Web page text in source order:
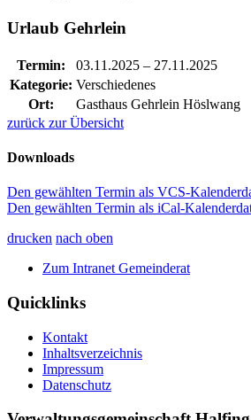
Urlaub Gehrlein
Termin: 03.11.2025 – 27.11.2025
Kategorie: Verschiedenes
Ort:
Gasthaus Gehrlein Höslwang
zurück zur Übersicht
Downloads
Den gewählten Termin als VCS-
Den gewählten Termin als iCal-
drucken nach oben
Zum Intranet Gemeinderat
Quicklinks
Kontakt
Inhaltsverzeichnis
Impressum
Datenschutz